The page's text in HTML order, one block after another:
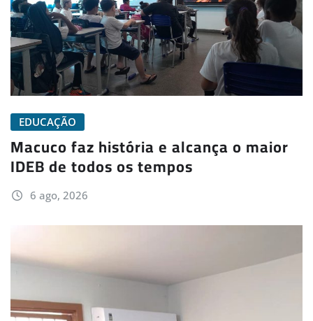
EDUCAÇÃO
Macuco faz história e alcança o maior
IDEB de todos os tempos
6 ago, 2026